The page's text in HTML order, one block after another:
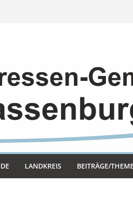
LAND­KREIS BEITRÄGE/